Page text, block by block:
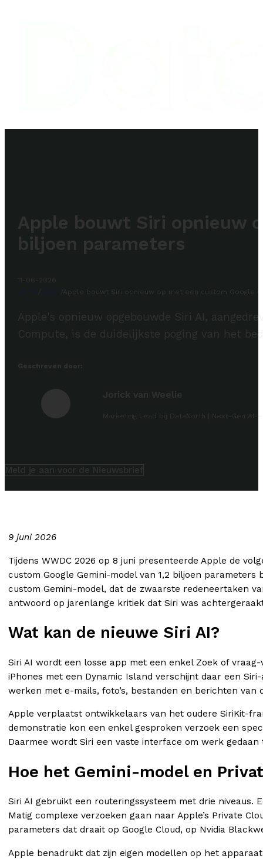
Apple bouwt Siri opnieuw
biljoen parameters
Apple bouwt Siri opnieuw op met een custom Google
Apple's opnieuw opgebouwde Siri AI,
Compute, is de duidelijkste poging van het
Geschreven door:
Jorick van Weelie
Marketing Lead bij DataNorth | Next-Gen
Meld je aan voor de Nieuwsbrief
9 juni 2026
Tijdens WWDC 2026 op 8 juni presenteerde Apple de
custom Google Gemini-model van 1,2 biljoen
custom Gemini-model, dat de zwaarste redeneertaken
antwoord op jarenlange kritiek dat Siri was
Wat kan de nieuwe Siri AI?
Siri AI wordt een losse app met een enkel Zoek of
iPhones met een Dynamic Island verschijnt daar een
werken met e-mails, foto’s, bestanden en berichten
Apple verplaatst ontwikkelaars van het oudere SiriKit-
demonstratie kon een enkel gesproken verzoek een
Daarmee wordt Siri een vaste interface om werk
Hoe het Gemini-model en
Siri AI gebruikt een routeringssysteem met drie niveaus.
Matig complexe verzoeken gaan naar Apple’s Private
parameters dat draait op Google Cloud, op Nvidia
Apple benadrukt dat zijn eigen modellen op het